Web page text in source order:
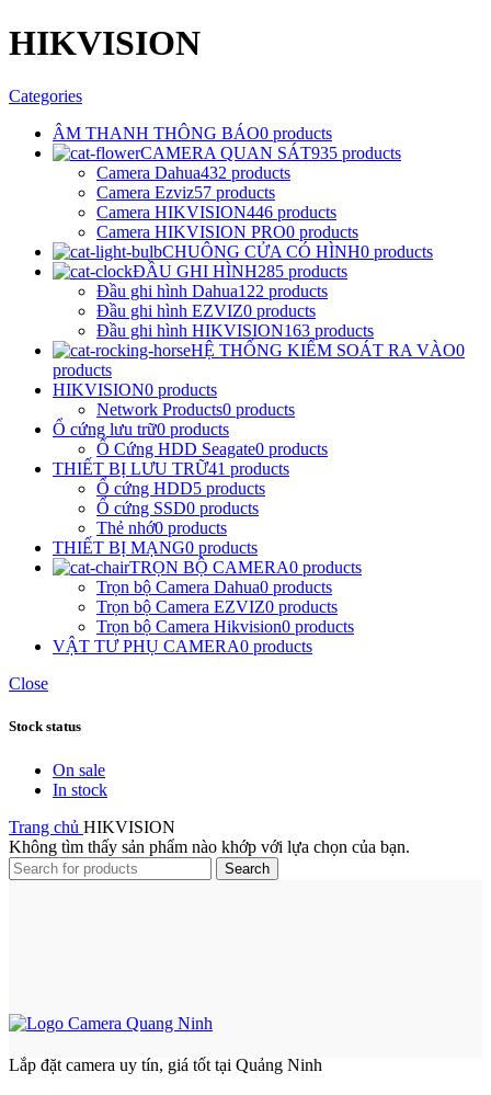
HIKVISION
Categories
ÂM THANH THÔNG BÁO0 products
CAMERA QUAN SÁT935 products
Camera Dahua432 products
Camera Ezviz57 products
Camera HIKVISION446 products
Camera HIKVISION PRO0 products
CHUÔNG CỬA CÓ HÌNH0 products
ĐẦU GHI HÌNH285 products
Đầu ghi hình Dahua122 products
Đầu ghi hình EZVIZ0 products
Đầu ghi hình HIKVISION163 products
HỆ THỐNG KIỂM SOÁT RA VÀO0
products
HIKVISION0 products
Network Products0 products
Ổ cứng lưu trữ0 products
Ổ Cứng HDD Seagate0 products
THIẾT BỊ LƯU TRỮ41 products
Ổ cứng HDD5 products
Ổ cứng SSD0 products
Thẻ nhớ0 products
THIẾT BỊ MẠNG0 products
TRỌN BỘ CAMERA0 products
Trọn bộ Camera Dahua0 products
Trọn bộ Camera EZVIZ0 products
Trọn bộ Camera Hikvision0 products
VẬT TƯ PHỤ CAMERA0 products
Close
Stock status
On sale
In stock
Trang chủ HIKVISION
Không tìm thấy sản phẩm nào khớp với lựa chọn của bạn.
Search
Lắp đặt camera uy tín, giá tốt tại Quảng Ninh